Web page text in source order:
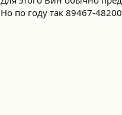
Но по году так 89467-48200